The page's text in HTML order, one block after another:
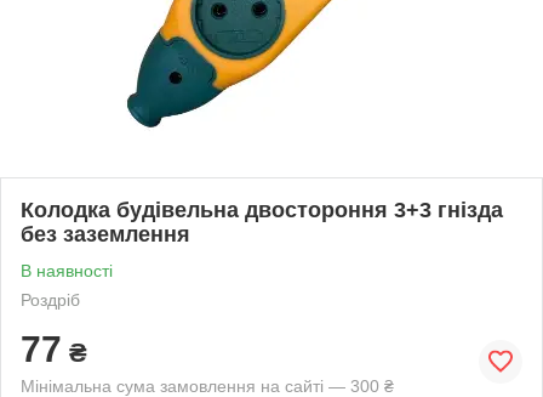
Колодка будівельна двостороння 3+3 гнізда
без заземлення
В наявності
Роздріб
77 ₴
Мінімальна сума замовлення на сайті — 300 ₴